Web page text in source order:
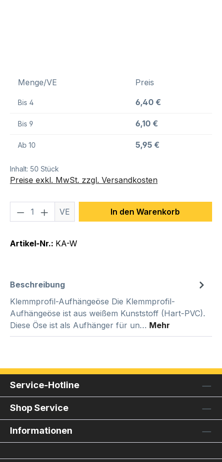
Menge/VE Preis
Bis 4 6,40 €
Bis 9 6,10 €
Ab 10 5,95 €
Inhalt: 50 Stück
Preise exkl. MwSt. zzgl. Versandkosten
Produkt Anzahl: Gib den
VE In den Warenkorb
Artikel-Nr.: KA-W
Beschreibung
Klemmprofil-Aufhängeöse Die Klemmprofil-
Aufhängeöse ist aus weißem Kunststoff (Hart-PVC).
Diese Öse ist als Aufhänger für un… Mehr
Service-Hotline
Shop Service
Informationen